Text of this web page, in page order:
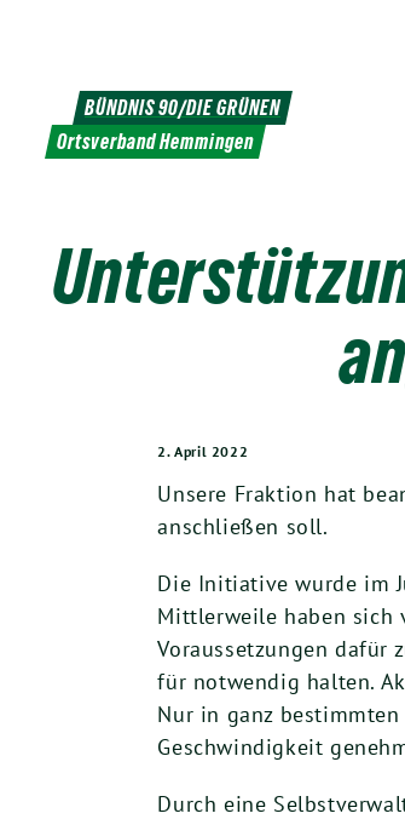
BÜNDNIS 90/DIE GRÜNEN
Ortsverband Hemmingen
2. April 2022
Unsere Fraktion hat
anschließen soll.
Die Initiative wurde im
Mittlerweile haben sich
Voraussetzungen dafür
für notwendig halten.
Nur in ganz
Geschwindigkeit
Durch eine